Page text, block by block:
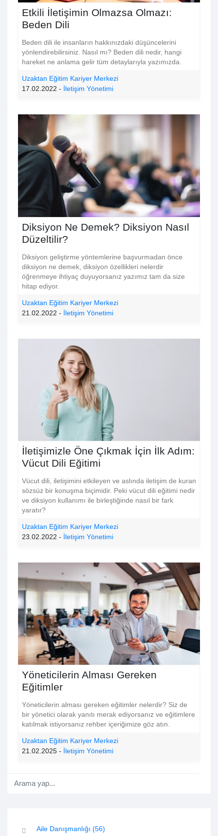
Etkili İletişimin Olmazsa Olmazı:
Beden Dili
Beden dili ile insanların hakkınızdaki düşüncelerini
yönlendirebilirsiniz. Nasıl mı? Beden dili nedir, hangi
hareket ne anlama gelir tüm detaylarıyla yazımızda.
Uzaktan Eğitim Kariyer Merkezi
17.02.2022 - İletişim Yönetimi
Diksiyon Ne Demek? Diksiyon Nasıl
Düzeltilir?
Diksiyon geliştirme yöntemlerine başvurmadan önce
diksiyon ne demek, diksiyon özellikleri nelerdir
öğrenmeye ihtiyaç duyuyorsanız yazımız tam da size
hitap ediyor.
Uzaktan Eğitim Kariyer Merkezi
21.02.2022 - İletişim Yönetimi
İletişimizle Öne Çıkmak İçin İlk Adım:
Vücut Dili Eğitimi
Vücut dili, iletişimini etkileyen ve aslında iletişim de kuran
sözsüz bir konuşma biçimidir. Peki vücut dili eğitimi nedir
ve diksiyon kullanımı ile birleştiğinde nasıl bir fark
yaratır?
Uzaktan Eğitim Kariyer Merkezi
23.02.2022 - İletişim Yönetimi
Yöneticilerin Alması Gereken
Eğitimler
Yöneticilerin alması gereken eğitimler nelerdir? Siz de
bir yönetici olarak yanıtı merak ediyorsanız ve eğitimlere
katılmak istiyorsanız rehber içeriğimize göz atın.
Uzaktan Eğitim Kariyer Merkezi
21.02.2025 - İletişim Yönetimi
Aile Danışmanlığı (56)